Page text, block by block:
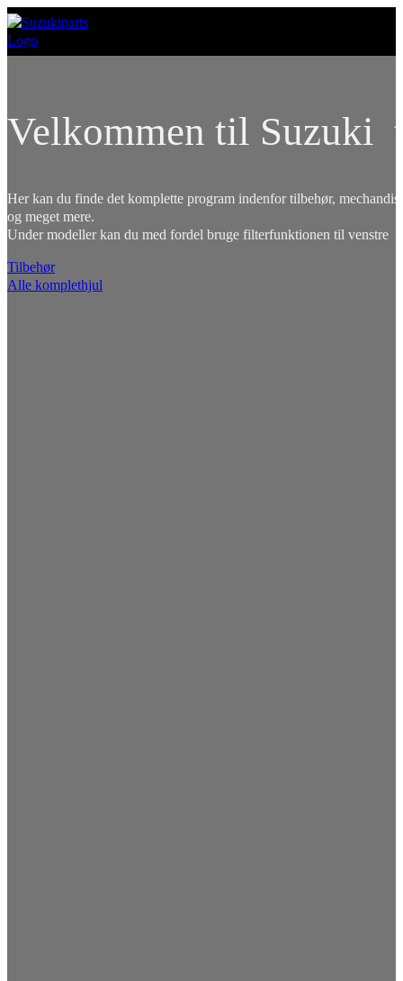
Velkommen til Suzuki
Her kan du finde det komplette program indenfor tilbehør,
og meget mere.
Under modeller kan du med fordel bruge filterfunktionen til venstre
Tilbehør
Alle komplethjul